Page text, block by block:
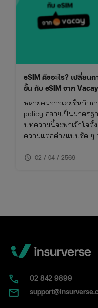
eSIM คืออะไร? เปลี่ยน
ขั้น กับ eSIM จาก Vacay
หลายคนอาจเคยชินกับก
policy กลายเป็นมาตร
บทความนี้จะพาเข้าใจตั้
ความแตกต่างแบบชัด ๆ
schedule 02 / 04 / 2569
02​ 842 9899